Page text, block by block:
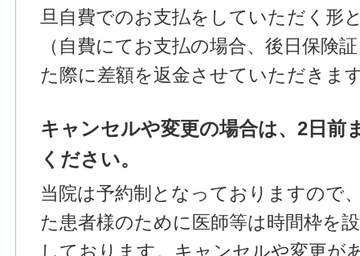
旦自費でのお支払をしていただく形
（自費にてお支払の場合、後日保険
た際に差額を返金させていただきま
キャンセルや変更の場合は、2日前
ください。
当院は予約制となっておりますので
た患者様のために医師等は時間枠を
しております。キャンセルや変更が